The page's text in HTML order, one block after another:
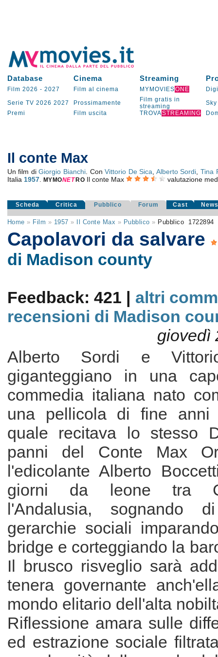
Database Cinema Streaming
Film 2026 - 2027 Film al cinema MYMOVIESONE
Serie TV 2026 2027 Prossimamente
Film gratis in
streaming
Sky
Premi
Film uscita TROVASTREAMING
Il conte Max
Un film diGiorgio Bianchi. ConVittorio De Sica Alberto Sordi Tina
Italia 1957. MYMONET RO Il conte Max valutazione
Scheda Critica Pubblico Forum Cast
Home » Film » 1957 » Il Conte Max » Pubblico » Pubblico 1722894
Capolavori da salvare
di Madison county
Feedback: 421 | altri
recensioni di Madison
giovedì
Alberto Sordi e
giganteggiano in una
commedia italiana nato
una pellicola di fine anni
quale recitava lo stesso
panni del Conte Max
l'edicolante Alberto
giorni da leone tra
l'Andalusia, sognando
gerarchie sociali
bridge e corteggiando la
Il brusco risveglio sarà
tenera governante
mondo elitario dell'alta
Riflessione amara sulle
ed estrazione sociale